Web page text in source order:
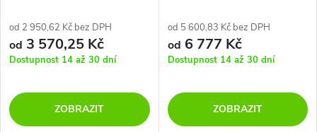
od 2 950,62 Kč bez DPH
od 3 570,25 Kč
Dostupnost 14 až 30 dní
ZOBRAZIT
od 5 600,83 Kč bez DPH
od 6 777 Kč
Dostupnost 14 až 30 dní
ZOBRAZIT